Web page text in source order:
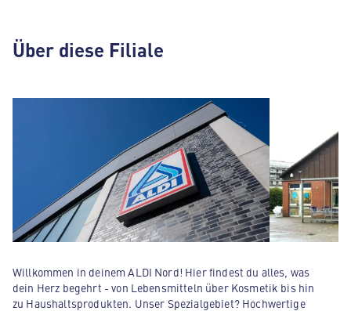
Über diese Filiale
Willkommen in deinem ALDI Nord! Hier findest du alles, was
dein Herz begehrt - von Lebensmitteln über Kosmetik bis hin
zu Haushaltsprodukten. Unser Spezialgebiet? Hochwertige